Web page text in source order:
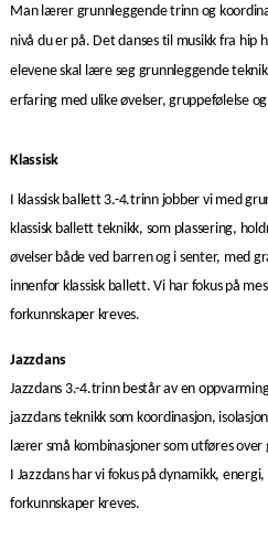
Man lærer grunnleggende trinn og
nivå du er på. Det danses til musikk fra
elevene skal lære seg grunnleggende
erfaring med ulike øvelser, gruppefølelse
Klassisk
I klassisk ballett 3.-4.trinn jobber vi med
klassisk ballett teknikk, som plassering,
øvelser både ved barren og i senter, med
innenfor klassisk ballett. Vi har fokus på
forkunnskaper kreves.
Jazzdans
Jazzdans 3.-4.trinn består av en
jazzdans teknikk som koordinasjon,
lærer små kombinasjoner som utføres
I Jazzdans har vi fokus på dynamikk,
forkunnskaper kreves.